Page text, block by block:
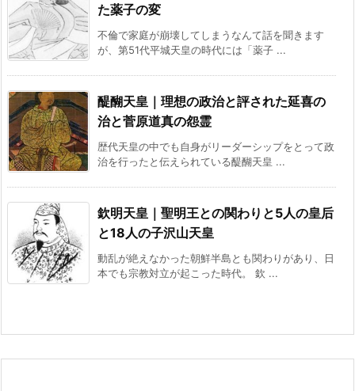
た薬子の変
不倫で家庭が崩壊してしまうなんて話を聞きます
が、第51代平城天皇の時代には「薬子 ...
醍醐天皇｜理想の政治と評された延喜の
治と菅原道真の怨霊
歴代天皇の中でも自身がリーダーシップをとって政
治を行ったと伝えられている醍醐天皇 ...
欽明天皇｜聖明王との関わりと5人の皇后
と18人の子沢山天皇
動乱が絶えなかった朝鮮半島とも関わりがあり、日
本でも宗教対立が起こった時代。 欽 ...